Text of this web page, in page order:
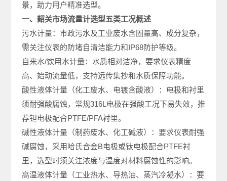
景，助力用户精准选型。
一、韶关市场流量计选型五类工况概述
污水计量：市政污水及工业废水含固量高、成分复杂，
需关注仪表的防堵自清洁能力和IP68防护等级。
自来水/饮用水计量：水质相对洁净，要求仪表精度
高、始动流量低，支持远传集抄和水质保障功能。
酸性液体计量（化工废水、电镀含酸液）：电极和衬里
须耐强酸腐蚀，常规316L电极在强酸工况下易失效，推
荐钽电极配合PTFE/PFA衬里。
碱性液体计量（制药废水、化工碱液）：要求仪表耐强
碱腐蚀，采用哈氏合金B电极或钛电极配合PTFE衬
里，选型时须关注浓度与温度对材料腐蚀性的影响。
高温液体计量（工业热水、导热油、蒸汽冷凝水）：要